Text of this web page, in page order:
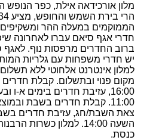
מלון אורכידאה אילת, כפר הנופש
הממוקמים במעלה ההר
חדרי אגף סיאם עברו לאחרונה
ברוב החדרים מרפסות נוף. לאגף
למלון אינטרנט אלחוטי ללא
מקום פנוי ובתשלום. קבלת
16:00, עזיבת חדרים בימים א-
11:00. קבלת חדרים בשבת
צאת השבת/חג, עזיבת חדרים
השעה 14:00. למלון כשרות
כנסת.